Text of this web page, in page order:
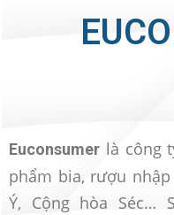
Euconsumer là công
phẩm bia, rượu
Ý, Cộng hòa Séc…